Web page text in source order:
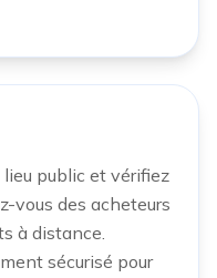
public et vérifiez
vous des acheteurs
à distance.
sécurisé pour